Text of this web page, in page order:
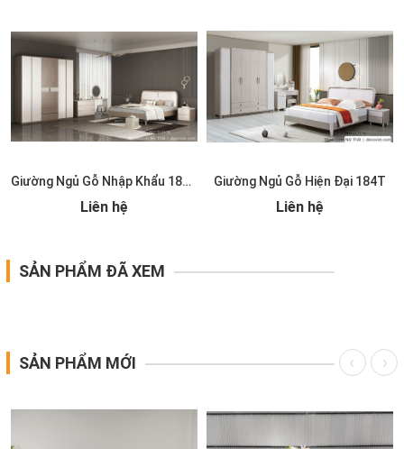
Giường Ngủ Gỗ Nhập Khẩu 185T
Liên hệ
Giường Ngủ Gỗ Hiện Đại 184T
Liên hệ
SẢN PHẨM ĐÃ XEM
SẢN PHẨM MỚI